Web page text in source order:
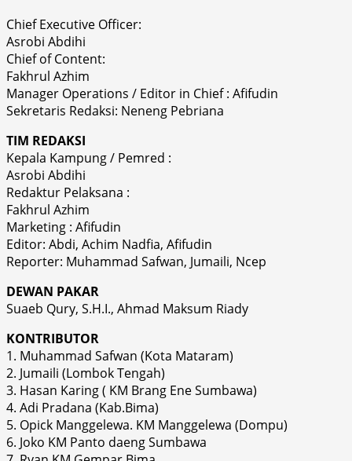
Chief Executive Officer:
Asrobi Abdihi
Chief of Content:
Fakhrul Azhim
Manager Operations / Editor in Chief : Afifudin
Sekretaris Redaksi: Neneng Pebriana
TIM REDAKSI
Kepala Kampung / Pemred :
Asrobi Abdihi
Redaktur Pelaksana :
Fakhrul Azhim
Marketing : Afifudin
Editor: Abdi, Achim Nadfia, Afifudin
Reporter: Muhammad Safwan, Jumaili, Ncep
DEWAN PAKAR
Suaeb Qury, S.H.I., Ahmad Maksum Riady
KONTRIBUTOR
1. Muhammad Safwan (Kota Mataram)
2. Jumaili (Lombok Tengah)
3. Hasan Karing ( KM Brang Ene Sumbawa)
4. Adi Pradana (Kab.Bima)
5. Opick Manggelewa. KM Manggelewa (Dompu)
6. Joko KM Panto daeng Sumbawa